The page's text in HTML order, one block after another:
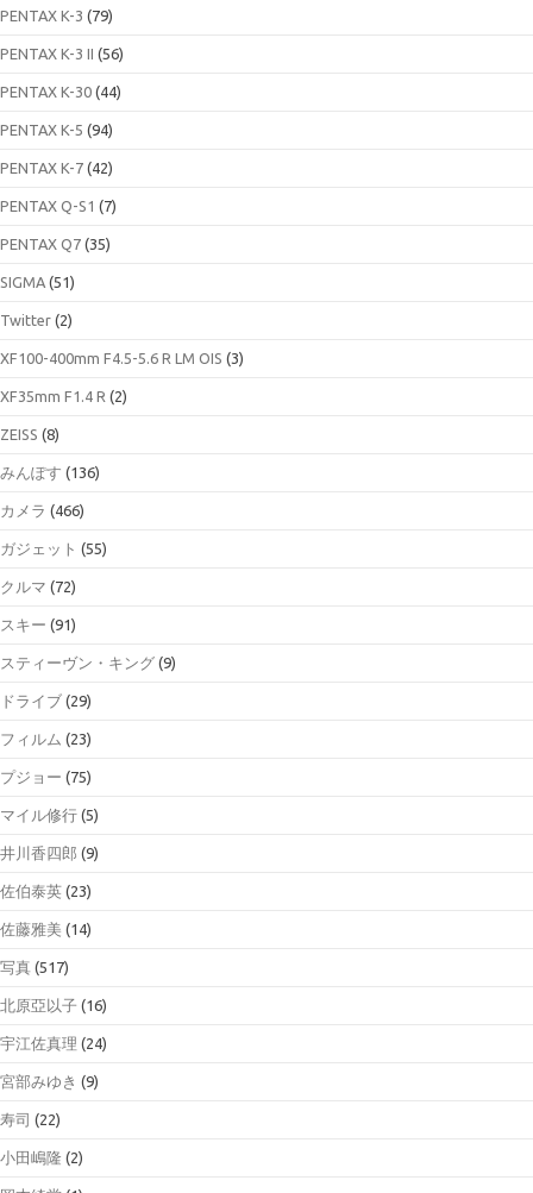
PENTAX K-3 (79)
PENTAX K-3 II (56)
PENTAX K-30 (44)
PENTAX K-5 (94)
PENTAX K-7 (42)
PENTAX Q-S1 (7)
PENTAX Q7 (35)
SIGMA (51)
Twitter (2)
XF100-400mm F4.5-5.6 R LM OIS (3)
XF35mm F1.4 R (2)
ZEISS (8)
みんぽす (136)
カメラ (466)
ガジェット (55)
クルマ (72)
スキー (91)
スティーヴン・キング (9)
ドライブ (29)
フィルム (23)
プジョー (75)
マイル修行 (5)
井川香四郎 (9)
佐伯泰英 (23)
佐藤雅美 (14)
写真 (517)
北原亞以子 (16)
宇江佐真理 (24)
宮部みゆき (9)
寿司 (22)
小田嶋隆 (2)